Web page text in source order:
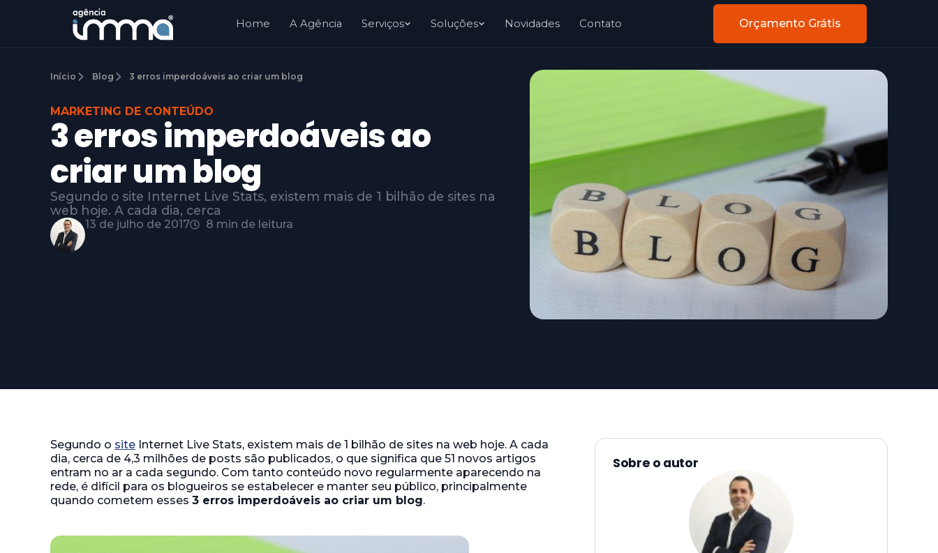
Home A Agência Serviços Soluções Novidades Contato Orçamento Grátis
Início Blog 3 erros imperdoáveis ao criar um blog
MARKETING DE CONTEÚDO
3 erros imperdoáveis ao
criar um blog
Segundo o site Internet Live Stats, existem mais de 1 bilhão de sites na
web hoje. A cada dia, cerca
13 de julho de 2017 8 min de leitura
Segundo o site Internet Live Stats, existem mais de 1 bilhão de sites na web hoje. A cada
dia, cerca de 4,3 milhões de posts são publicados, o que significa que 51 novos artigos
entram no ar a cada segundo. Com tanto conteúdo novo regularmente aparecendo na
rede, é difícil para os blogueiros se estabelecer e manter seu público, principalmente
quando cometem esses 3 erros imperdoáveis ao criar um blog.
Sobre o autor